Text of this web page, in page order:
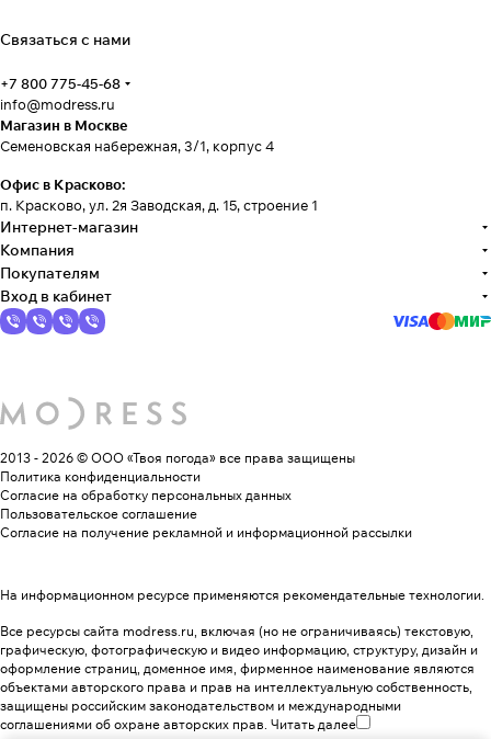
Связаться с нами
+7 800 775-45-68
info@modress.ru
Магазин в Москве
Семеновская набережная, 3/1, корпус 4
Офис в Красково:
п. Красково, ул. 2я Заводская, д. 15, строение 1
Интернет-магазин
Компания
Покупателям
Вход в кабинет
2013 - 2026 © ООО «Твоя погода» все права защищены
Политика конфиденциальности
Согласие на обработку персональных данных
Пользовательское соглашение
Согласие на получение рекламной и информационной рассылки
На информационном ресурсе применяются рекомендательные технологии.
Все ресурсы сайта modress.ru, включая (но не ограничиваясь) текстовую,
графическую, фотографическую и видео информацию, структуру, дизайн и
оформление страниц, доменное имя, фирменное наименование являются
объектами авторского права и прав на интеллектуальную собственность,
защищены российским законодательством и международными
соглашениями об охране авторских прав. Читать далее